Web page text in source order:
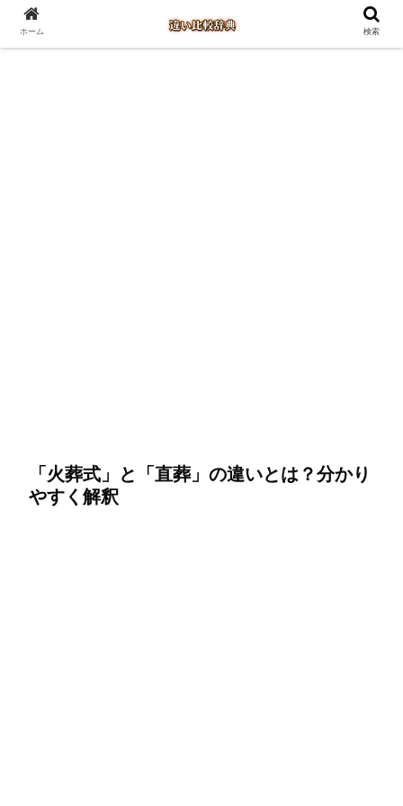
「火葬式」と「直葬」の違いとは？分かり
やすく解釈
ホーム 検索